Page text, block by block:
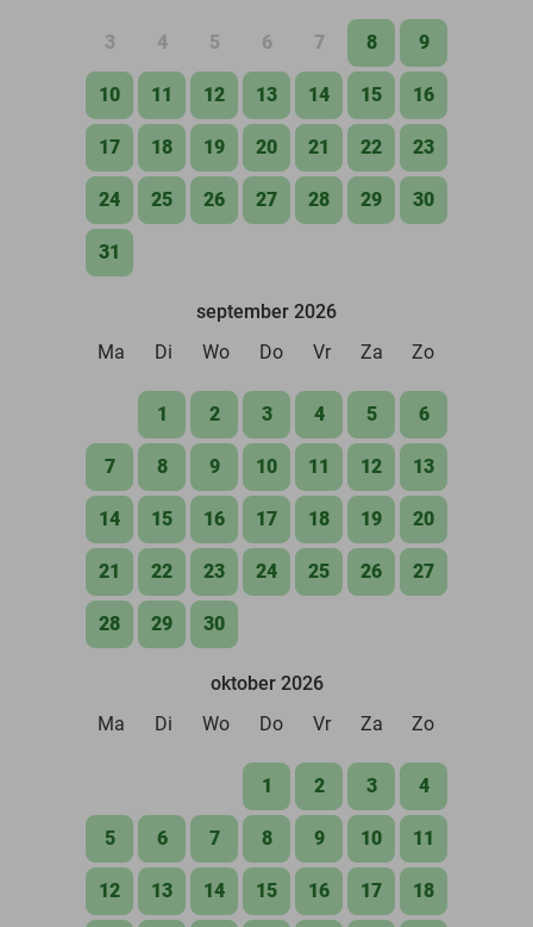
3 4 5 6 7 8 9
10 11 12 13 14 15 16
17 18 19 20 21 22 23
24 25 26 27 28 29 30
31
september 2026
Ma
Di Wo Do Vr Za Zo
1 2 3 4 5 6
7 8 9 10 11 12 13
14 15 16 17 18 19 20
21 22 23 24 25 26 27
28 29 30
oktober 2026
Ma
Di Wo Do Vr Za Zo
1 2 3 4
5 6 7 8 9 10 11
12 13 14 15 16 17 18